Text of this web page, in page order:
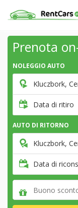
Prenota
NOLEGGIO AUTO
Kluczbork,
Data di ritiro
AUTO DI RITORNO
Kluczbork,
Data di